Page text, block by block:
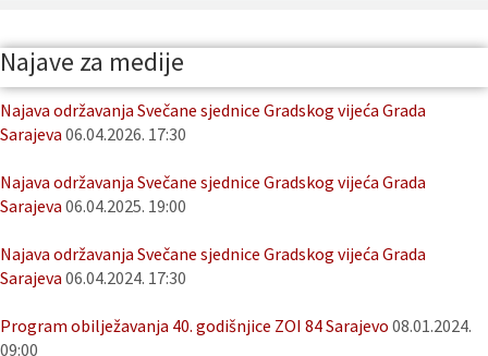
Najave za medije
Najava održavanja Svečane sjednice Gradskog vijeća Grada
Sarajeva 06.04.2026. 17:30
Najava održavanja Svečane sjednice Gradskog vijeća Grada
Sarajeva 06.04.2025. 19:00
Najava održavanja Svečane sjednice Gradskog vijeća Grada
Sarajeva 06.04.2024. 17:30
Program obilježavanja 40. godišnjice ZOI 84 Sarajevo 08.01.2024.
09:00